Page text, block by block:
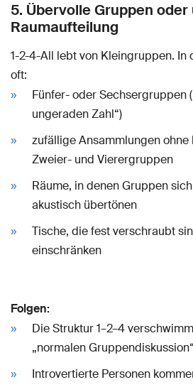
5. Übervolle Gruppen
Raumaufteilung
1-2-4-All lebt von Kleingruppen. In
oft:
Fünfer- oder Sechsergruppen
ungeraden Zahl“)
zufällige Ansammlungen
Zweier- und Vierergruppen
Räume, in denen Gruppen
akustisch übertönen
Tische, die fest verschraubt
einschränken
Folgen:
Die Struktur 1–2–4
„normalen
Introvertierte Personen